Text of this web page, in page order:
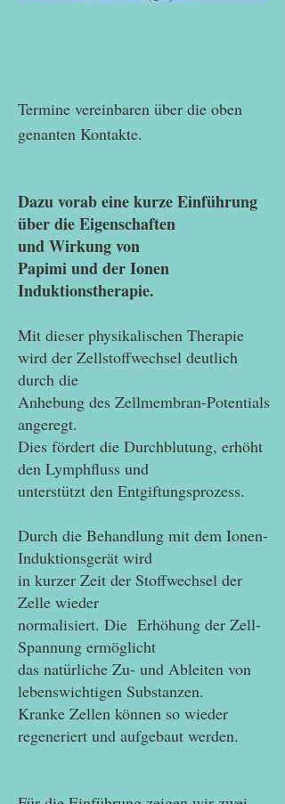
Termine vereinbaren über die oben
genanten Kontakte.
Dazu vorab eine kurze Einführung
über die Eigenschaften
und Wirkung von
Papimi und der Ionen
Induktionstherapie.
Mit dieser physikalischen Therapie
wird der Zellstoffwechsel deutlich
durch die
Anhebung des Zellmembran-Potentials
angeregt.
Dies fördert die Durchblutung, erhöht
den Lymphfluss und
unterstützt den Entgiftungsprozess.
Durch die Behandlung mit dem Ionen-
Induktionsgerät wird
in kurzer Zeit der Stoffwechsel der
Zelle wieder
normalisiert. Die Erhöhung der Zell-
Spannung ermöglicht
das natürliche Zu- und Ableiten von
lebenswichtigen Substanzen.
Kranke Zellen können so wieder
regeneriert und aufgebaut werden.